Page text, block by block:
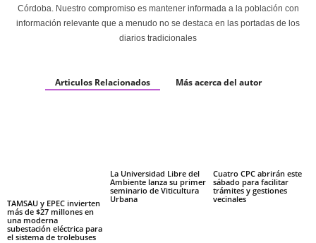
Córdoba. Nuestro compromiso es mantener informada a la población con
información relevante que a menudo no se destaca en las portadas de los
diarios tradicionales
Articulos Relacionados Más acerca del autor
TAMSAU y EPEC invierten
más de $27 millones en
una moderna
subestación eléctrica para
el sistema de trolebuses
La Universidad Libre del
Ambiente lanza su primer
seminario de Viticultura
Urbana
Cuatro CPC abrirán este
sábado para facilitar
trámites y gestiones
vecinales